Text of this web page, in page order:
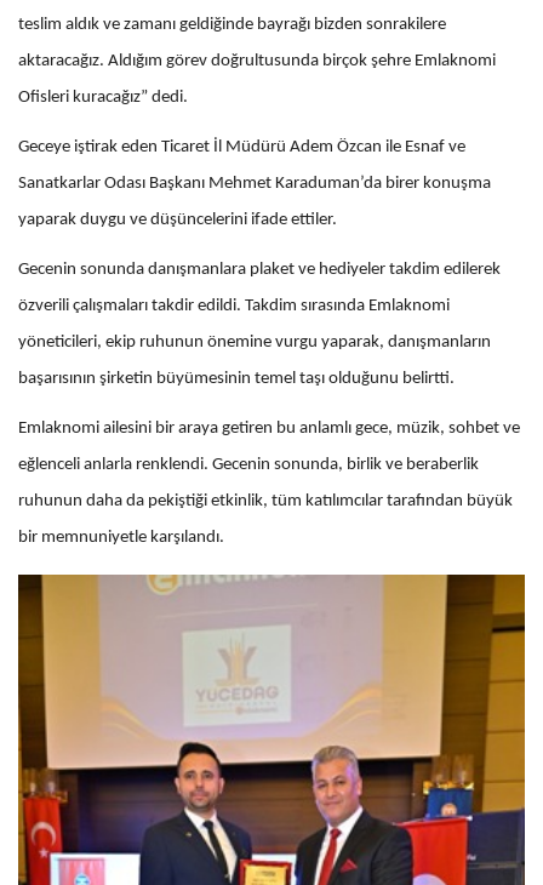
teslim aldık ve zamanı geldiğinde bayrağı bizden sonrakilere
aktaracağız. Aldığım görev doğrultusunda birçok şehre Emlaknomi
Ofisleri kuracağız” dedi.
Geceye iştirak eden Ticaret İl Müdürü Adem Özcan ile Esnaf ve
Sanatkarlar Odası Başkanı Mehmet Karaduman’da birer konuşma
yaparak duygu ve düşüncelerini ifade ettiler.
Gecenin sonunda danışmanlara plaket ve hediyeler takdim edilerek
özverili çalışmaları takdir edildi. Takdim sırasında Emlaknomi
yöneticileri, ekip ruhunun önemine vurgu yaparak, danışmanların
başarısının şirketin büyümesinin temel taşı olduğunu belirtti.
Emlaknomi ailesini bir araya getiren bu anlamlı gece, müzik, sohbet ve
eğlenceli anlarla renklendi. Gecenin sonunda, birlik ve beraberlik
ruhunun daha da pekiştiği etkinlik, tüm katılımcılar tarafından büyük
bir memnuniyetle karşılandı.